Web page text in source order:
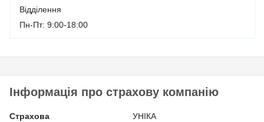
Відділення
Пн-Пт: 9:00-18:00
Інформація про страхову компанію
Страхова УНІКА